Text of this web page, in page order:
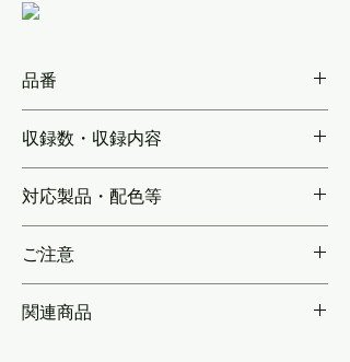
品番
収録数・収録内容
対応製品・配色等
ご注意
関連商品